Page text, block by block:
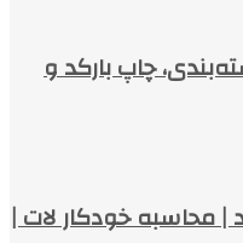
چاپ بارکد و
محاسبه خودکار لات |